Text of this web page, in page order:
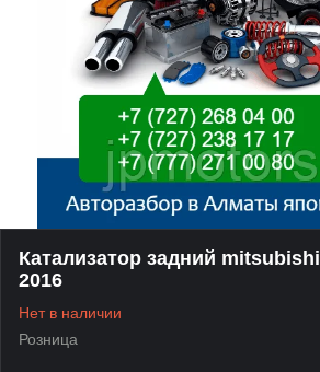
Катализатор задний
2016
Нет в наличии
Розница